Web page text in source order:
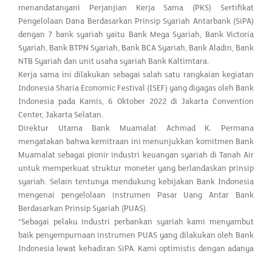
menandatangani Perjanjian Kerja Sama (PKS) Sertifikat
Pengelolaan Dana Berdasarkan Prinsip Syariah Antarbank (SiPA)
dengan 7 bank syariah yaitu Bank Mega Syariah, Bank Victoria
Syariah, Bank BTPN Syariah, Bank BCA Syariah, Bank Aladin, Bank
NTB Syariah dan unit usaha syariah Bank Kaltimtara.
Kerja sama ini dilakukan sebagai salah satu rangkaian kegiatan
Indonesia Sharia Economic Festival (ISEF) yang digagas oleh Bank
Indonesia pada Kamis, 6 Oktober 2022 di Jakarta Convention
Center, Jakarta Selatan.
Direktur Utama Bank Muamalat Achmad K. Permana
mengatakan bahwa kemitraan ini menunjukkan komitmen Bank
Muamalat sebagai pionir industri keuangan syariah di Tanah Air
untuk memperkuat struktur moneter yang berlandaskan prinsip
syariah. Selain tentunya mendukung kebijakan Bank Indonesia
mengenai pengelolaan instrumen Pasar Uang Antar Bank
Berdasarkan Prinsip Syariah (PUAS).
“Sebagai pelaku industri perbankan syariah kami menyambut
baik penyempurnaan instrumen PUAS yang dilakukan oleh Bank
Indonesia lewat kehadiran SiPA. Kami optimistis dengan adanya